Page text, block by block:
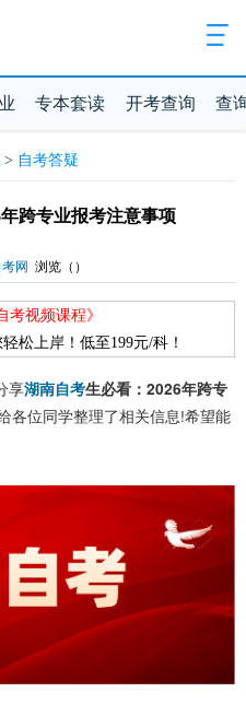
专本套读 开考查询 查
> 自考答疑
跨专业报考注意事项
网 浏览（ ）
考视频课程》
松上岸！低至199元/科！
享湖南自考生必看：2026年跨专
各位同学整理了相关信息!希望能